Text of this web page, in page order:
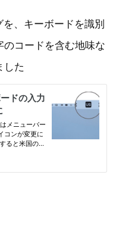
、キーボードを識別
コードを含む地味な
した